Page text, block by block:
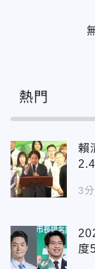
熱門
賴
3
度